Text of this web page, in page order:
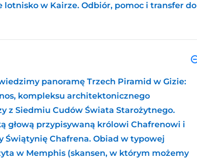
w Kairze. Odbiór, pomoc i transfer do
panoramę Trzech Piramid w Gizie:
kompleksu architektonicznego
z Siedmiu Cudów Świata Starożytnego.
głową przypisywaną królowi Chafrenowi i
Świątynię Chafrena. Obiad w typowej
w Memphis (skansen, w którym możemy